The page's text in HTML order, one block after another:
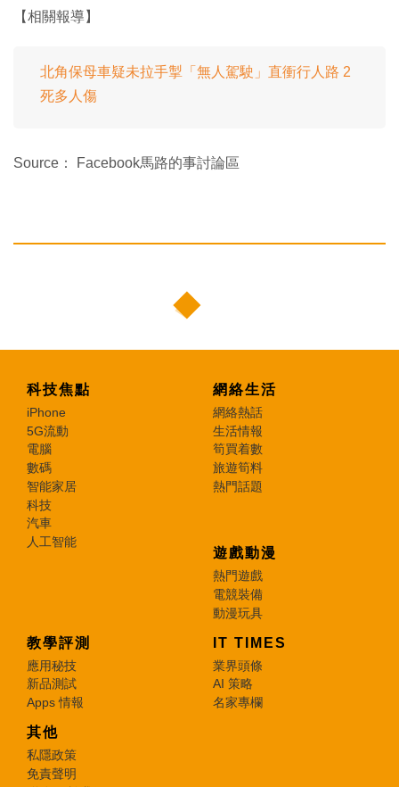
【相關報導】
北角保母車疑未拉手掣「無人駕駛」直衝行人路 2
死多人傷
Source： Facebook馬路的事討論區
科技焦點
iPhone
5G流動
電腦
數碼
智能家居
科技
汽車
人工智能
網絡生活
網絡熱話
生活情報
筍買着數
旅遊筍料
熱門話題
遊戲動漫
熱門遊戲
電競裝備
動漫玩具
教學評測
應用秘技
新品測試
Apps 情報
IT TIMES
業界頭條
AI 策略
名家專欄
其他
私隱政策
免責聲明